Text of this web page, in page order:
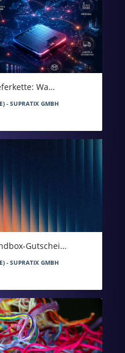
Wa…
- SUPRATIX GMBH
Gutschei…
- SUPRATIX GMBH